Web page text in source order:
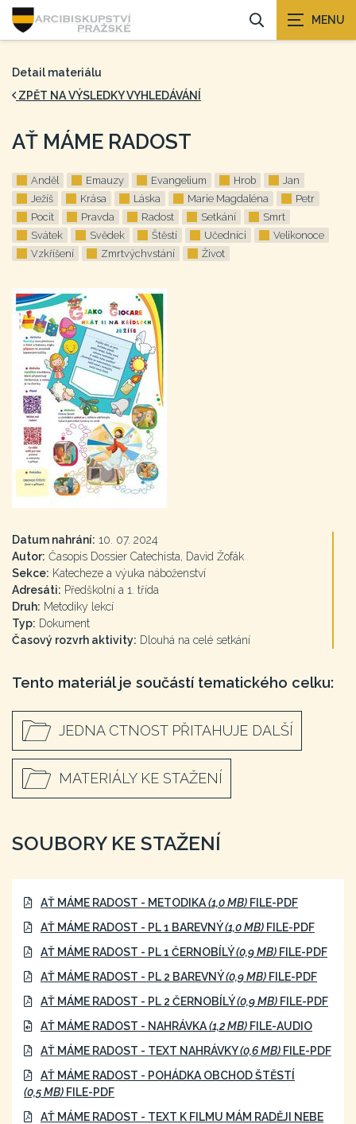
Detail materiálu
ZPĚT NA VÝSLEDKY VYHLEDÁVÁNÍ
AŤ MÁME RADOST
Anděl Emauzy Evangelium Hrob
Jan
Ježíš
Krása Láska Marie Magdaléna
Petr
Pocit
Pravda Radost Setkání
Smrt
Svátek
Svědek Štěstí Učedníci
Velikonoce
Vzkříšení
Zmrtvýchvstání Život
Datum nahrání: 10. 07. 2024
Autor: Časopis Dossier Catechista, David Žofák
Sekce: Katecheze a výuka náboženství
Adresáti: Předškolní a 1. třída
Druh: Metodiky lekcí
Typ: Dokument
Časový rozvrh aktivity: Dlouhá na celé setkání
Tento materiál je součástí tematického celku:
JEDNA CTNOST PŘITAHUJE DALŠÍ
MATERIÁLY KE STAŽENÍ
SOUBORY KE STAŽENÍ
AŤ MÁME RADOST - METODIKA(1,0 MB) FILE-PDF
AŤ MÁME RADOST - PL 1 BAREVNÝ(1,0 MB) FILE-PDF
AŤ MÁME RADOST - PL 1 ČERNOBÍLÝ(0,9 MB) FILE-PDF
AŤ MÁME RADOST - PL 2 BAREVNÝ(0,9 MB) FILE-PDF
AŤ MÁME RADOST - PL 2 ČERNOBÍLÝ(0,9 MB) FILE-PDF
AŤ MÁME RADOST - NAHRÁVKA(1,2 MB) FILE-AUDIO
AŤ MÁME RADOST - TEXT NAHRÁVKY(0,6 MB) FILE-PDF
AŤ MÁME RADOST - POHÁDKA OBCHOD ŠTĚSTÍ
(0,5 MB) FILE-PDF
AŤ MÁME RADOST - TEXT K FILMU MÁM RADĚJI NEBE